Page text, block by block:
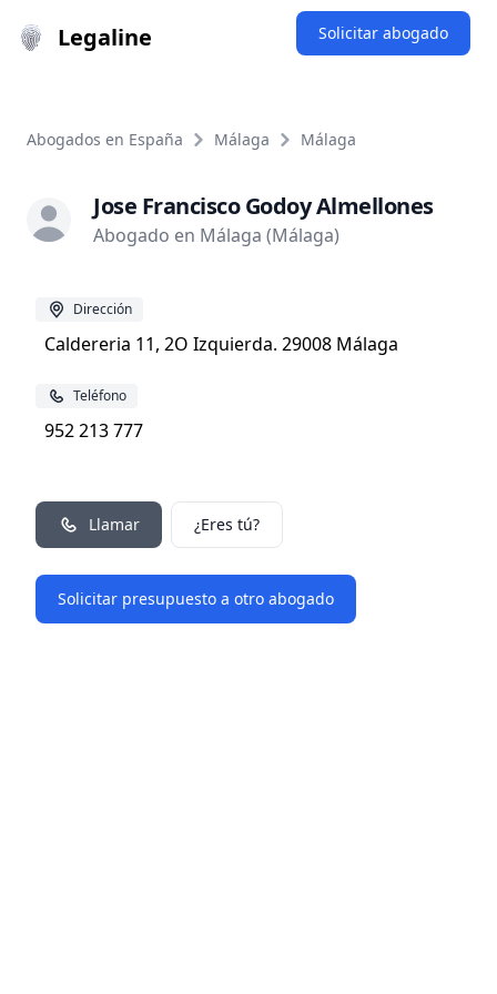
Legaline Solicitar abogado
Abogados en España Málaga Málaga
Jose Francisco Godoy Almellones
Abogado en Málaga (Málaga)
Dirección
Caldereria 11, 2O Izquierda. 29008 Málaga
Teléfono
952 213 777
Llamar ¿Eres tú?
Solicitar presupuesto a otro abogado